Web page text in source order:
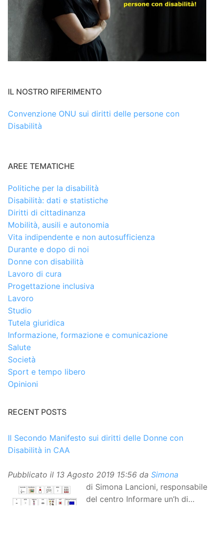
IL NOSTRO RIFERIMENTO
Convenzione ONU sui diritti delle persone con
Disabilità
AREE TEMATICHE
Politiche per la disabilità
Disabilità: dati e statistiche
Diritti di cittadinanza
Mobilità, ausili e autonomia
Vita indipendente e non autosufficienza
Durante e dopo di noi
Donne con disabilità
Lavoro di cura
Progettazione inclusiva
Lavoro
Studio
Tutela giuridica
Informazione, formazione e comunicazione
Salute
Società
Sport e tempo libero
Opinioni
RECENT POSTS
Il Secondo Manifesto sui diritti delle Donne con
Disabilità in CAA
Pubblicato il 13 Agosto 2019 15:56 da Simona
di Simona Lancioni, responsabile
del centro Informare un’h di